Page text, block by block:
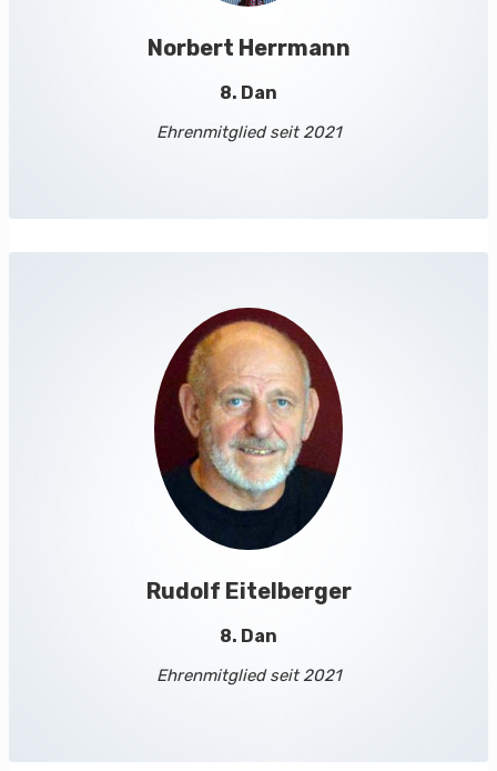
Norbert Herrmann
8. Dan
Ehrenmitglied seit 2021
Rudolf Eitelberger
8. Dan
Ehrenmitglied seit 2021